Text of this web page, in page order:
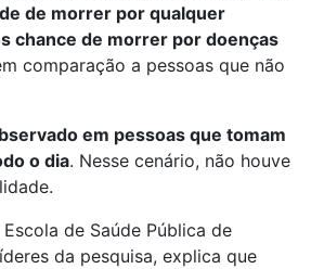
de morrer por qualquer
chance de morrer por doenças
comparação a pessoas que não
em pessoas que tomam
o dia. Nesse cenário, não houve
de Saúde Pública de
da pesquisa, explica que